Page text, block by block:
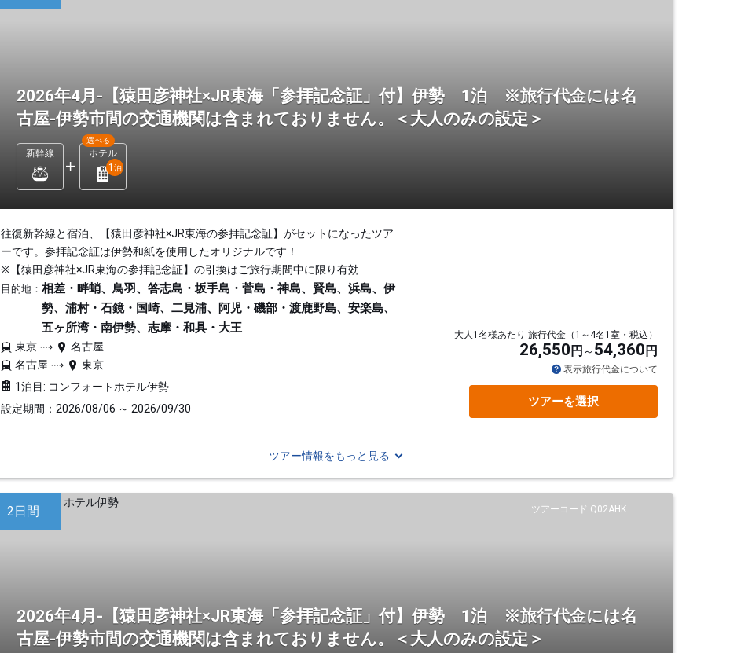
2026年4月-【猿田彦神社×JR東海「参拝記念証」付】伊勢 1泊 ※旅行代金には名
古屋-伊勢市間の交通機関は含まれておりません。＜大人のみの設定＞
新幹線 ホテル
選べる
1 泊
往復新幹線と宿泊、【猿田彦神社×JR東海の参拝記念証】がセットになったツア
ーです。参拝記念証は伊勢和紙を使用したオリジナルです！
※【猿田彦神社×JR東海の参拝記念証】の引換はご旅行期間中に限り有効
目的地： 相差・畔蛸、鳥羽、答志島・坂手島・菅島・神島、賢島、浜島、伊
勢、浦村・石鏡・国崎、二見浦、阿児・磯部・渡鹿野島、安楽島、
五ヶ所湾・南伊勢、志摩・和具・大王
東京
名古屋
名古屋
東京
1泊目: コンフォートホテル伊勢
設定期間：2026/08/06 ～ 2026/09/30
大人1名様あたり 旅行代金（1～4名1室・税込）
26,550 円 54,360 円
表示旅行代金について
ツアーを選択
ツアー情報をもっと見る
ツアーコード Q02AHK
2日間
2026年4月-【猿田彦神社×JR東海「参拝記念証」付】伊勢 1泊 ※旅行代金には名
古屋-伊勢市間の交通機関は含まれておりません。＜大人のみの設定＞